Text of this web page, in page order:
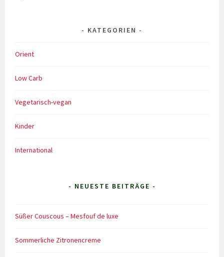
KATEGORIEN
Orient
Low Carb
Vegetarisch-vegan
Kinder
International
- NEUESTE BEITRÄGE -
Süßer Couscous – Mesfouf de luxe
Sommerliche Zitronencreme